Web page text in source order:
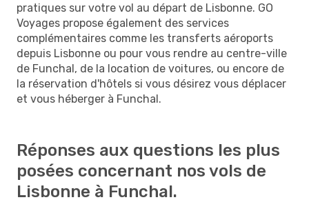
pratiques sur votre vol au départ de Lisbonne. GO
Voyages propose également des services
complémentaires comme les transferts aéroports
depuis Lisbonne ou pour vous rendre au centre-ville
de Funchal, de la location de voitures, ou encore de
la réservation d'hôtels si vous désirez vous déplacer
et vous héberger à Funchal.
Réponses aux questions les plus
posées concernant nos vols de
Lisbonne à Funchal.